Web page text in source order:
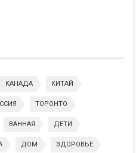
КАНАДА КИТАЙ
ТОРОНТО
ВАННАЯ ДЕТИ
ДОМ ЗДОРОВЬЕ